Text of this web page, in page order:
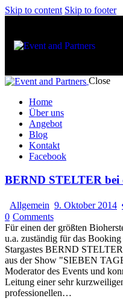
Skip to content Skip to footer
Close
Home
Über uns
Angebot
Blog
Kontakt
Facebook
BERND STELTER bei
Allgemein 9. Oktober 2014
0 Comments
Für einen der größten
u.a. zuständig für das
Stargastes BERND
aus der Show "SIEBEN
Moderator des Events und
Leitung einer sehr
professionellen…